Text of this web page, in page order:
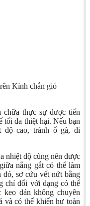
Kính chắn gió
chữa thực sự được tiến
tối đa thiệt hại. Nếu bạn
độ cao, tránh ổ gà, di
nhiệt độ cũng nên được
nắng gắt có thể làm
đó, sơ cứu vết nứt bằng
chỉ đối với dạng có thể
dán không chuyên
và có thể khiến hư toàn